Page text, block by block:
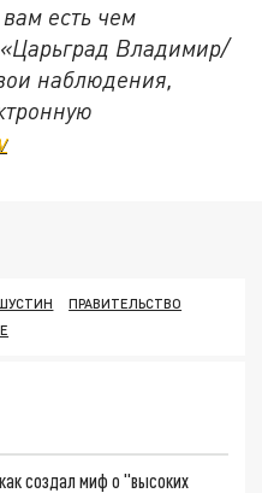
есть чем
Владимир/
наблюдения,
ПРАВИТЕЛЬСТВО
создал миф о "высоких